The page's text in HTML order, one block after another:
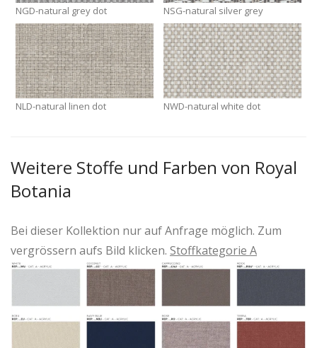
NGD-natural grey dot NSG-natural silver grey
NLD-natural linen dot NWD-natural white dot
Weitere Stoffe und Farben von Royal
Botania
Bei dieser Kollektion nur auf Anfrage möglich. Zum
vergrössern aufs Bild klicken. Stoffkategorie A